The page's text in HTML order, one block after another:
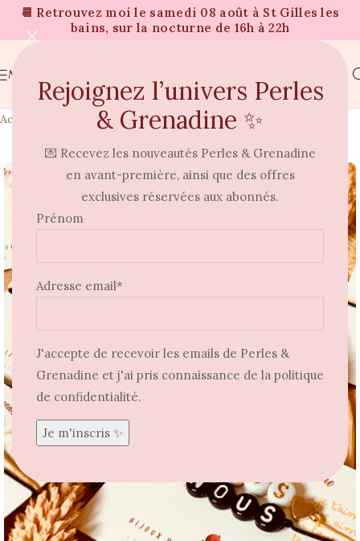
Rejoignez l’univers Perles
& Grenadine ✨
💌 Recevez les nouveautés Perles & Grenadine
en avant-première, ainsi que des offres
exclusives réservées aux abonnés.
Prénom
Adresse email*
J'accepte de recevoir les emails de Perles &
Grenadine et j'ai pris connaissance de la politique
de confidentialité.
📆 Retrouvez moi le samedi 08 août à St Gilles les
bains, sur la nocturne de 16h à 22h
MENU
Accueil Bracelets
⭐